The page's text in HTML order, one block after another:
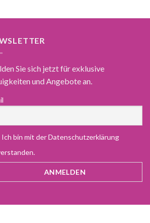
Sie sich jetzt für exklusive
und Angebote an.
Ich bin mit der Datenschutzerklärung